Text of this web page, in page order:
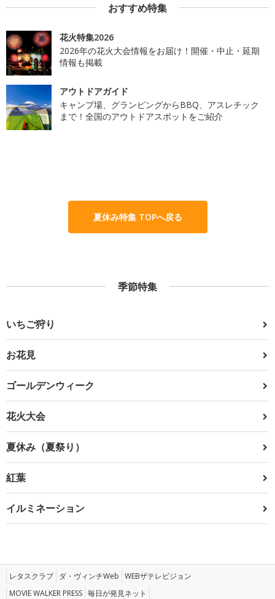
おすすめ特集
花火特集2026
2026年の花火大会情報をお届け！開催・中止・延期
情報も掲載
アウトドアガイド
キャンプ場、グランピングからBBQ、アスレチック
まで！全国のアウトドアスポットをご紹介
夏休み特集 TOPへ戻る
季節特集
いちご狩り
お花見
ゴールデンウィーク
花火大会
夏休み（夏祭り）
紅葉
イルミネーション
レタスクラブ ダ・ヴィンチWeb WEBザテレビジョン
MOVIE WALKER PRESS 毎日が発見ネット